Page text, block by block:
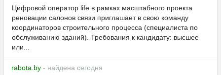
Цифровой оператор life в рамках масштабного проекта
реновации салонов связи приглашает в свою команду
координаторов строительного процесса (специалиста по
обслуживанию зданий). Требования к кандидату: высшее
или...
rabota.by - найдена сегодня